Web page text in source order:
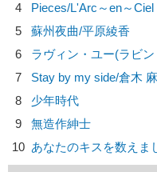
4
Pieces/L'Arc～en～Ciel
5
蘇州夜曲/平原綾香
6
ラヴィン・ユー(ラビ
7
Stay by my side/倉木
8
少年時代
9
無造作紳士
10 あなたのキスを数えま